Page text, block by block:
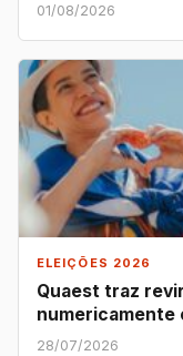
01/08/2026
ELEIÇÕES 2026
Quaest traz
numericamente
28/07/2026